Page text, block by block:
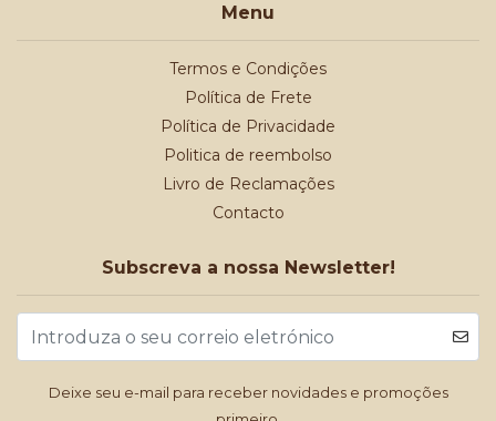
Menu
Termos e Condições
Política de Frete
Política de Privacidade
Politica de reembolso
Livro de Reclamações
Contacto
Subscreva a nossa Newsletter!
Deixe seu e-mail para receber novidades e promoções